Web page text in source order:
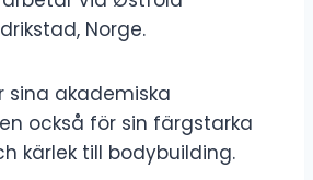
Norge.
sina akademiska
också för sin färgstarka
kärlek till bodybuilding.